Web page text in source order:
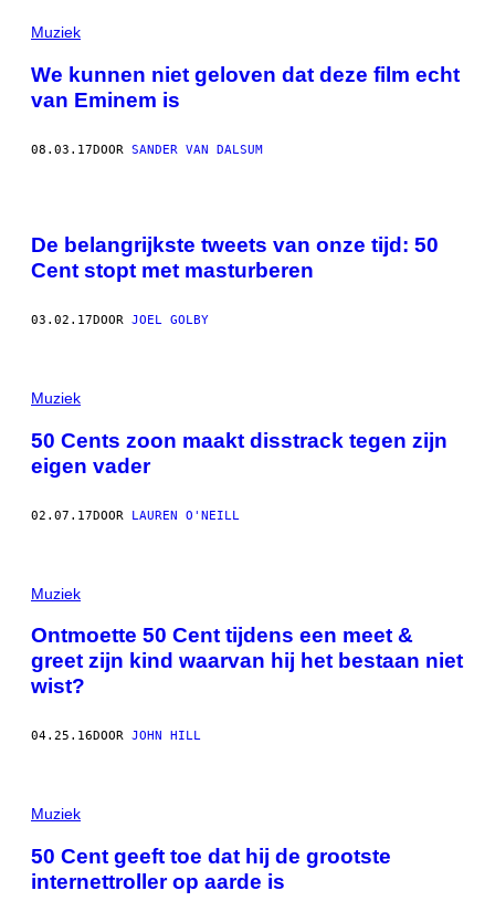
Muziek
We kunnen niet geloven dat deze film echt
van Eminem is
08.03.17DOOR SANDER VAN DALSUM
De belangrijkste tweets van onze tijd: 50
Cent stopt met masturberen
03.02.17DOOR JOEL GOLBY
Muziek
50 Cents zoon maakt disstrack tegen zijn
eigen vader
02.07.17DOOR LAUREN O'NEILL
Muziek
Ontmoette 50 Cent tijdens een meet &
greet zijn kind waarvan hij het bestaan niet
wist?
04.25.16DOOR JOHN HILL
Muziek
50 Cent geeft toe dat hij de grootste
internettroller op aarde is